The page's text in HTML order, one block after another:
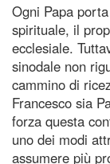
Ogni Papa
spirituale, il
ecclesiale.
sinodale non
cammino di
Francesco sia
forza questa
uno dei modi
assumere più